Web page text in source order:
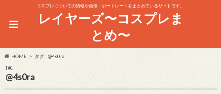
コスプレについての情報や画像・ポートレートをまとめているサイトです。
レイヤーズ〜コスプレま
とめ〜
HOME タグ : @4s0ra
TAG
@4s0ra